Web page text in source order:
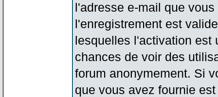
l'adresse e-mail que
l'enregistrement est
lesquelles l'activation est
chances de voir des
forum anonymement. Si
que vous avez fournie